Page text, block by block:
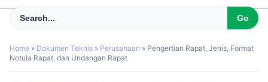
Home » Dokumen Teknis » Perusahaan » Pengertian Rapat, Jenis, Format
Notula Rapat, dan Undangan Rapat